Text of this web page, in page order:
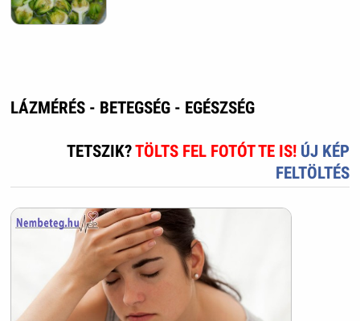
LÁZMÉRÉS - BETEGSÉG - EGÉSZSÉG
TETSZIK?TÖLTS FEL FOTÓT TE IS! ÚJ KÉP
FELTÖLTÉS